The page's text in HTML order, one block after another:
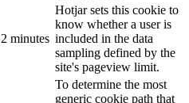
2 minutes
Hotjar sets this cookie to
know whether a user is
included in the data
sampling defined by the
site's pageview limit.
To determine the most
generic cookie path that